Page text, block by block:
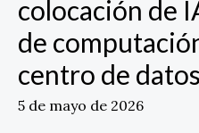
colocación de
de
centro de datos
5 de mayo de 2026
computación
de
IA
para
un